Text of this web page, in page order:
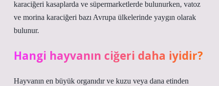
karaciğeri kasaplarda ve süpermarketlerde bulunurken, vatoz
ve morina karaciğeri bazı Avrupa ülkelerinde yaygın olarak
bulunur.
Hangi hayvanın ciğeri daha iyidir?
Hayvanın en büyük organıdır ve kuzu veya dana etinden